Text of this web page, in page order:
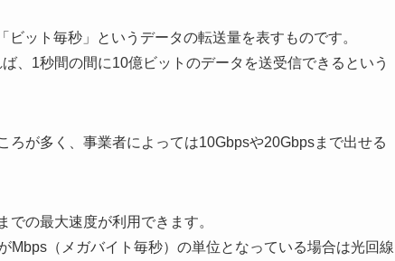
ット毎秒」というデータの転送量を表すものです。
、1秒間の間に10億ビットのデータを送受信できるという
が多く、事業者によっては10Gbpsや20Gbpsまで出せる
の最大速度が利用できます。
Mbps（メガバイト毎秒）の単位となっている場合は光回線